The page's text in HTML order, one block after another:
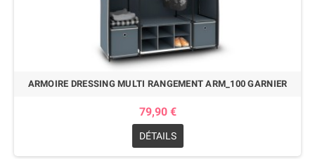
ARMOIRE DRESSING MULTI RANGEMENT ARM_100 GARNIER
79,90 €
DÉTAILS